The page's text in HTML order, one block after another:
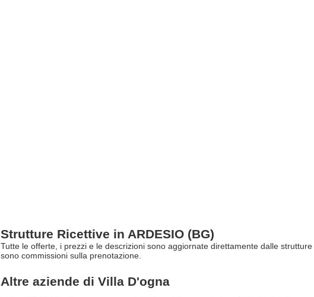
Strutture Ricettive in ARDESIO (BG)
Tutte le offerte, i prezzi e le descrizioni sono aggiornate direttamente dalle
sono commissioni sulla prenotazione.
Altre aziende di Villa D'ogna